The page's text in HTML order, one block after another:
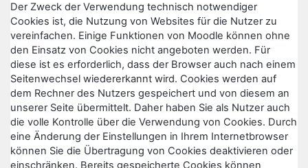
Der Zweck der Verwendung technisch notwendiger
Cookies ist, die Nutzung von Websites für die Nutzer zu
vereinfachen. Einige Funktionen von Moodle können ohne
den Einsatz von Cookies nicht angeboten werden. Für
diese ist es erforderlich, dass der Browser auch nach einem
Seitenwechsel wiedererkannt wird. Cookies werden auf
dem Rechner des Nutzers gespeichert und von diesem an
unserer Seite übermittelt. Daher haben Sie als Nutzer auch
die volle Kontrolle über die Verwendung von Cookies. Durch
eine Änderung der Einstellungen in Ihrem Internetbrowser
können Sie die Übertragung von Cookies deaktivieren oder
einschränken. Bereits gespeicherte Cookies können